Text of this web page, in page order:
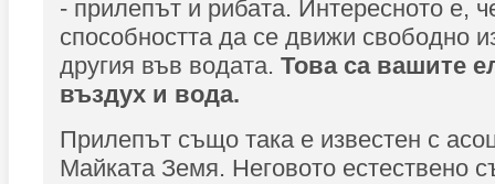
- прилепът и рибата. Интересното е,
способността да се движи свободно
другия във водата. Това са вашите
въздух и вода.
Прилепът също така е известен с
Майката Земя. Неговото естествено